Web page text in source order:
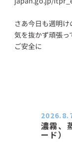
さあ今日も週明け
気を抜かず頑張っ
ご安全に
濃霧、
ード）